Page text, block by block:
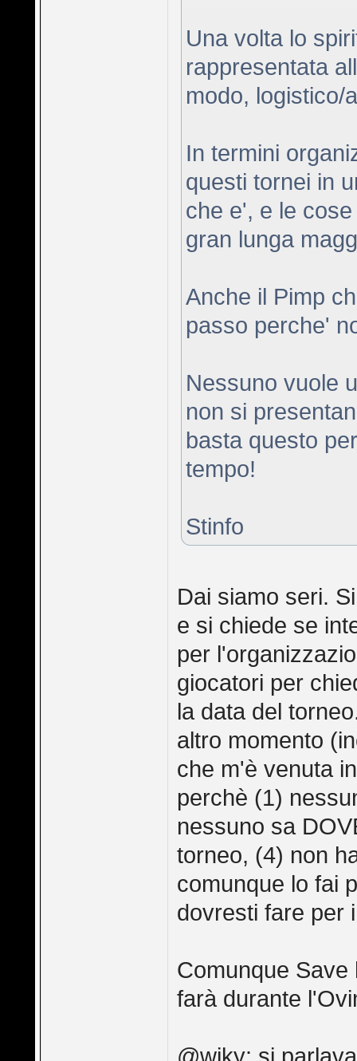
Una volta lo
rappresentata
modo, logistico/
In termini
questi tornei in
che e', e le
gran lunga
Anche il Pimp
passo perche'
Nessuno vuole
non si
basta questo
tempo!
Stinfo
Dai siamo seri.
e si chiede se
per
giocatori per
la data del
altro momento
che m'è venuta
perchè (1)
nessuno sa
torneo, (4) non
comunque lo fai
dovresti fare per
Comunque Save
farà durante